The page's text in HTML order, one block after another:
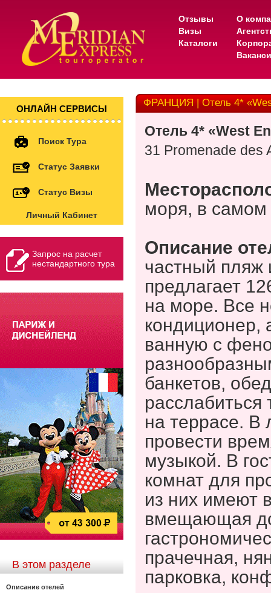
Отзывы
Визы
Каталоги
О
ОНЛАЙН СЕРВИСЫ
Поиск Тура
Статус Заявки
Статус Визы
Личный Кабинет
Запрос на расчет
нестандартного тура
В этом разделе
Описание отелей
ФРАНЦИЯ | Отель 4*
Отель 4* «West
31 Promenade des
моря, в
Описание
частный пляж
предлагает
на море. Все
кондиционер,
ванную с
банкетов,
на террасе. В
провести
музыкой. В
комнат для
из них имеют
вмещающая
прачечная,
парковка,